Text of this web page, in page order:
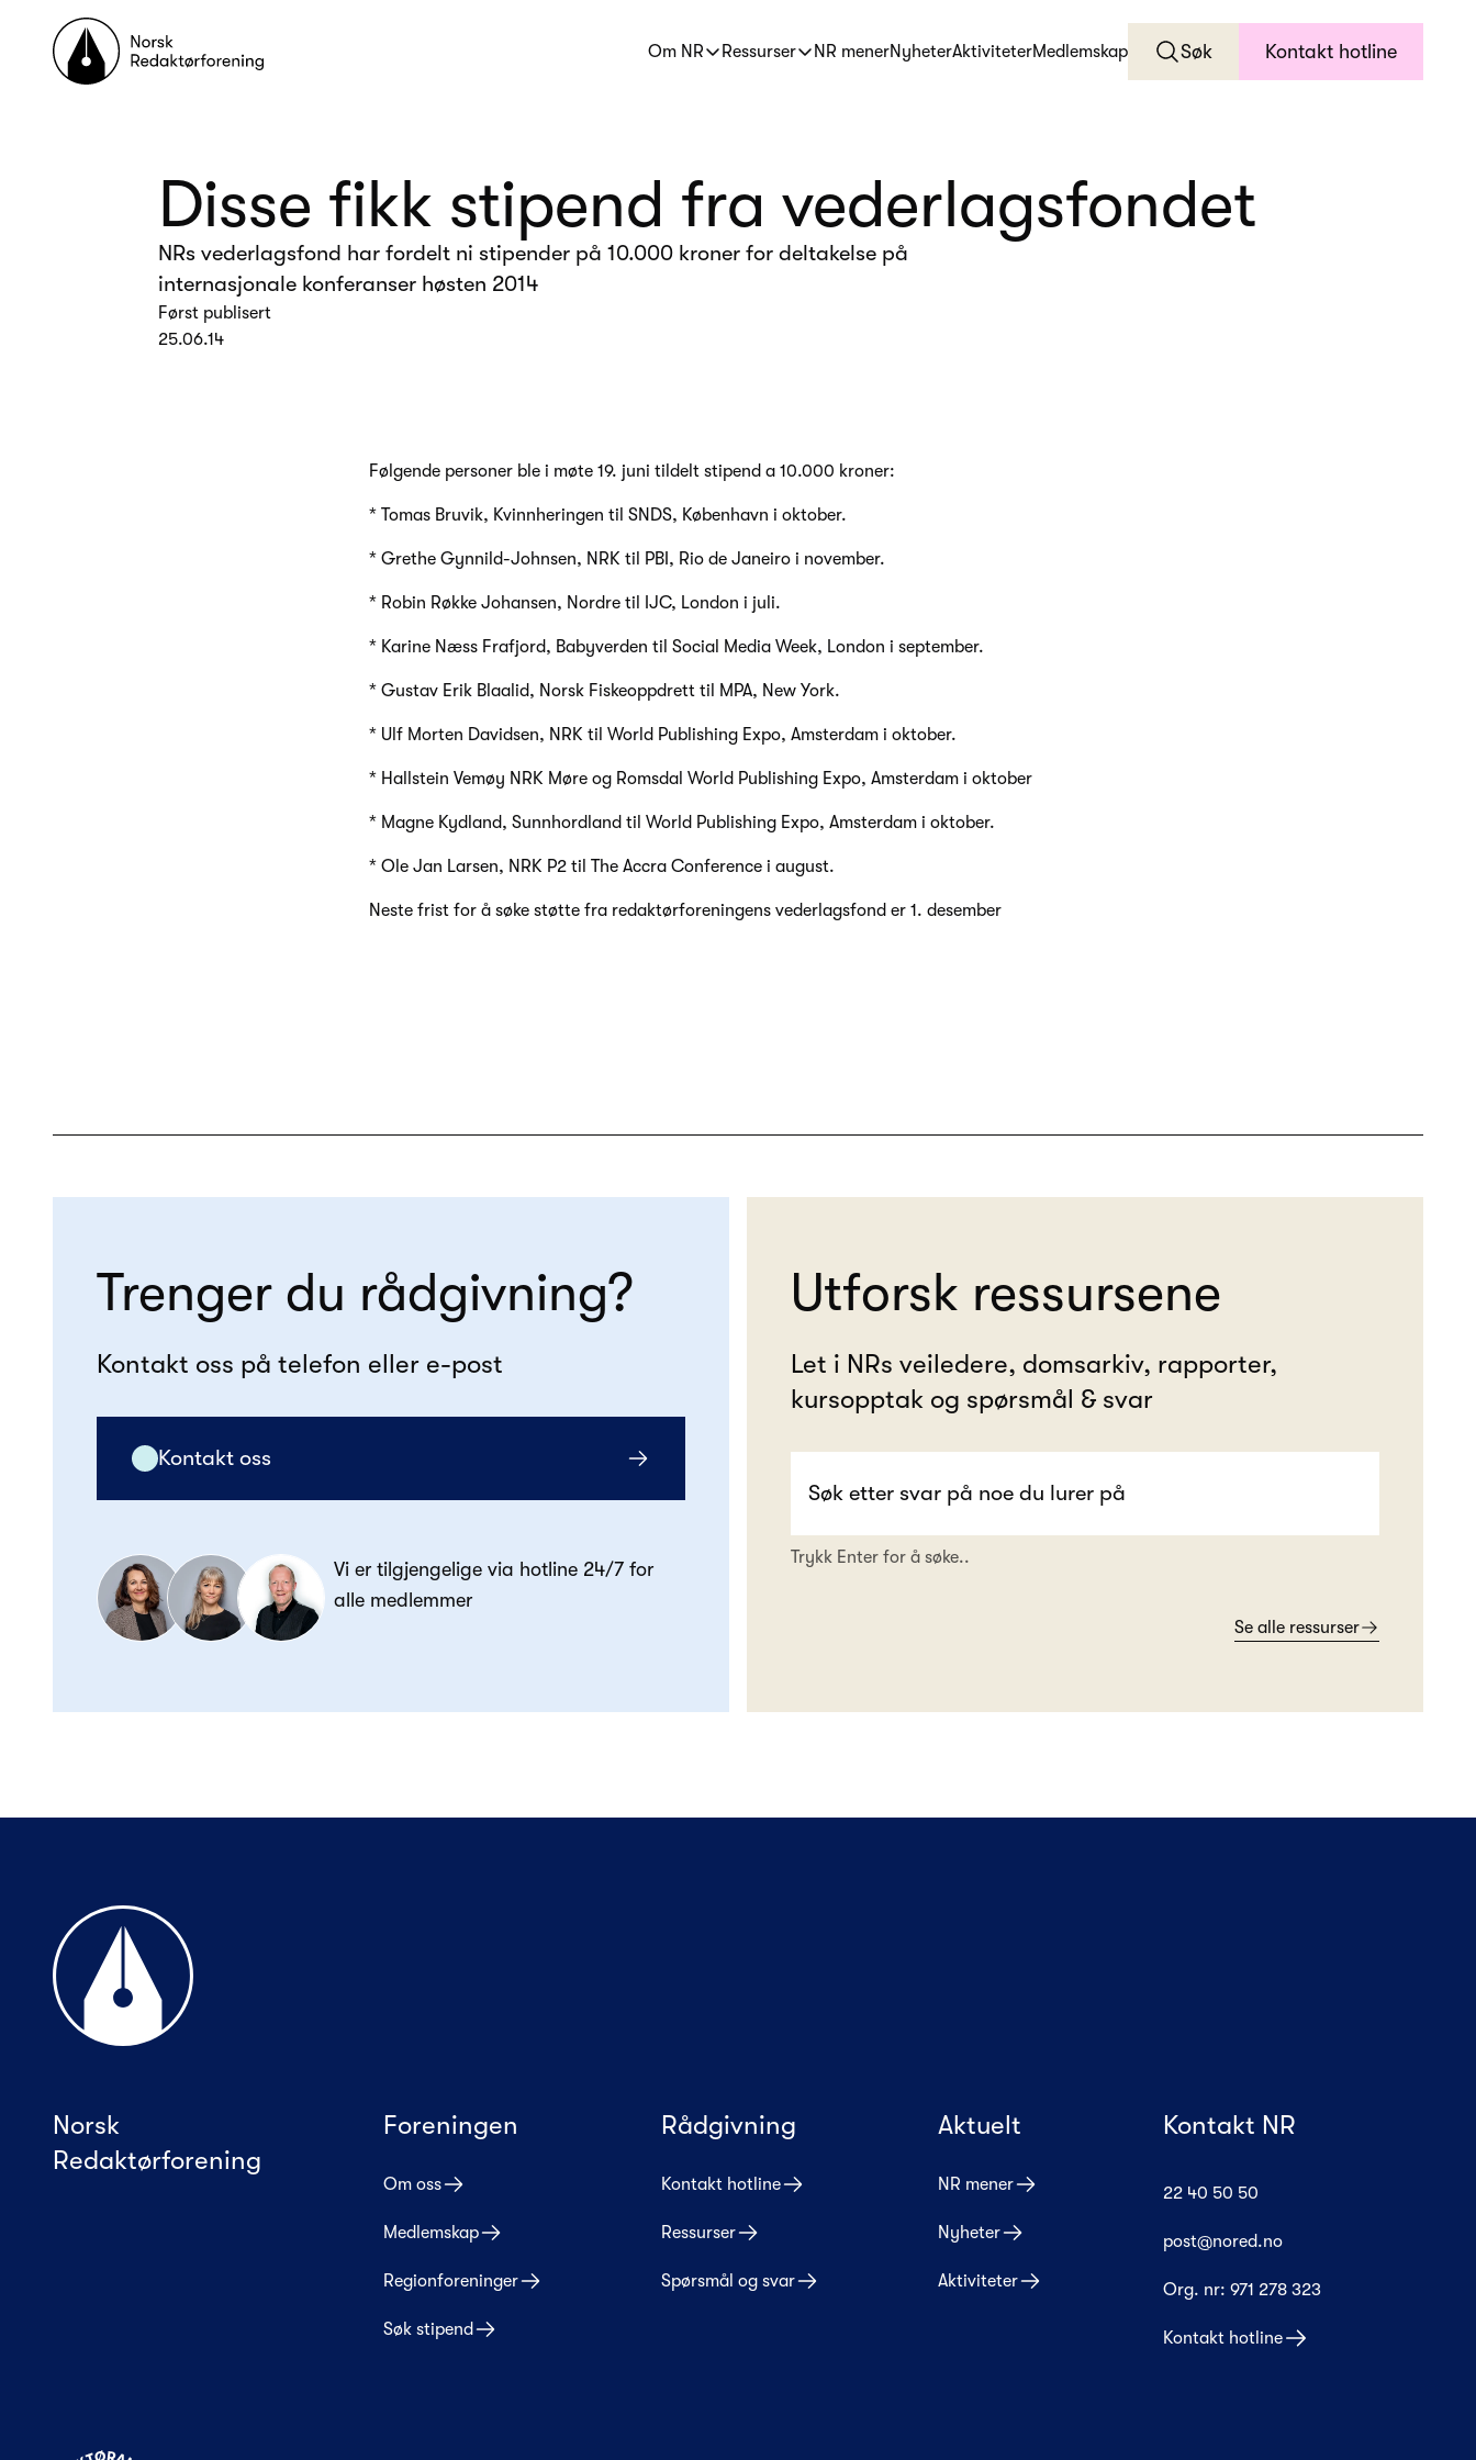
Til forsiden
Om NR
Ressurser NR menerNyheterAktiviteterMedlemskap Søk Kontakt hotline
Disse fikk stipend fra vederlagsfondet
NRs vederlagsfond har fordelt ni stipender på 10.000 kroner for deltakelse på
internasjonale konferanser høsten 2014
Først publisert
25.06.14
Følgende personer ble i møte 19. juni tildelt stipend a 10.000 kroner:
* Tomas Bruvik, Kvinnheringen til SNDS, København i oktober.
* Grethe Gynnild-Johnsen, NRK til PBI, Rio de Janeiro i november.
* Robin Røkke Johansen, Nordre til IJC, London i juli.
* Karine Næss Frafjord, Babyverden til Social Media Week, London i september.
* Gustav Erik Blaalid, Norsk Fiskeoppdrett til MPA, New York.
* Ulf Morten Davidsen, NRK til World Publishing Expo, Amsterdam i oktober.
* Hallstein Vemøy NRK Møre og Romsdal World Publishing Expo, Amsterdam i oktober
* Magne Kydland, Sunnhordland til World Publishing Expo, Amsterdam i oktober.
* Ole Jan Larsen, NRK P2 til The Accra Conference i august.
Neste frist for å søke støtte fra redaktørforeningens vederlagsfond er 1. desember
Trenger du rådgivning?
Kontakt oss på telefon eller e-post
Kontakt oss
Vi er tilgjengelige via hotline 24/7 for
alle medlemmer
Utforsk ressursene
Let i NRs veiledere, domsarkiv, rapporter,
kursopptak og spørsmål & svar
Trykk Enter for å søke..
Se alle ressurser
Til forsiden
Norsk
Redaktørforening
Foreningen
Om oss
Medlemskap
Regionforeninger
Søk stipend
Rådgivning
Kontakt hotline
Ressurser
Spørsmål og svar
Aktuelt
NR mener
Nyheter
Aktiviteter
Kontakt NR
22 40 50 50
post@nored.no
Org. nr:971 278 323
Kontakt hotline